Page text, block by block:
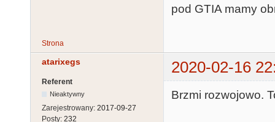
pod GTIA mamy
Strona
atarixegs 2020-02-16
Referent
Nieaktywny
Zarejestrowany: 2017-09-27
Posty: 232
Brzmi rozwojowo.